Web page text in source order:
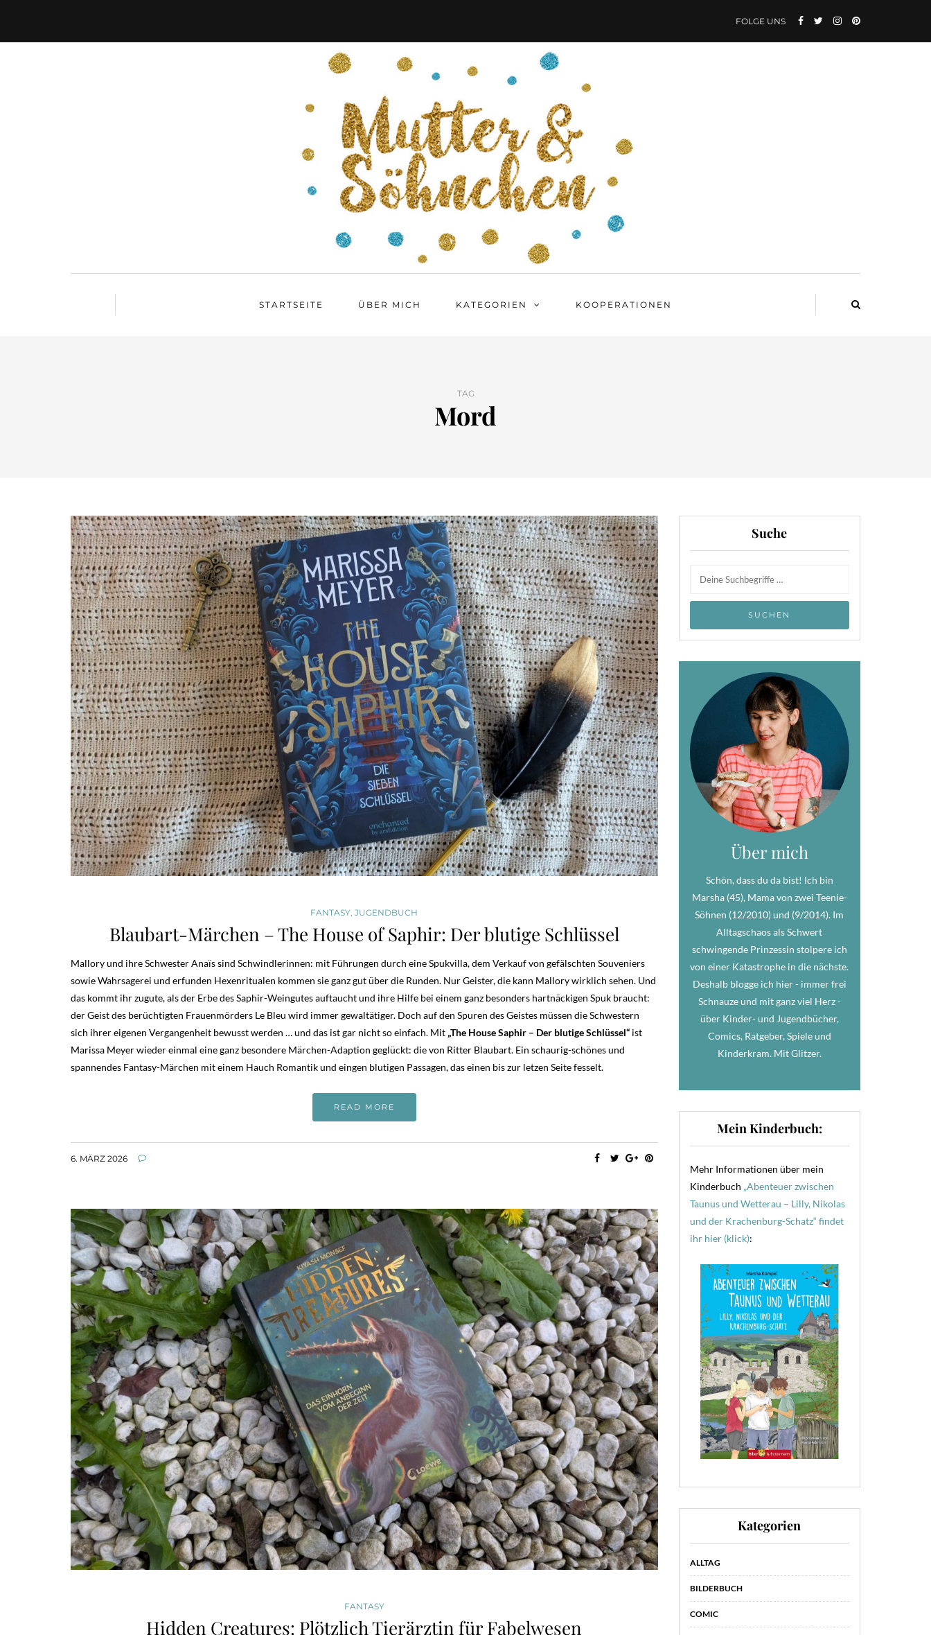
FOLGE UNS
STARTSEITE ÜBER MICH KATEGORIEN KOOPERATIONEN
TAG
Mord
FANTASY,JUGENDBUCH
Blaubart-Märchen – The House of Saphir: Der blutige Schlüssel
Mallory und ihre Schwester Anaïs sind Schwindlerinnen: mit Führungen durch eine Spukvilla, dem Verkauf von gefälschten Souveniers
sowie Wahrsagerei und erfunden Hexenritualen kommen sie ganz gut über die Runden. Nur Geister, die kann Mallory wirklich sehen. Und
das kommt ihr zugute, als der Erbe des Saphir-Weingutes auftaucht und ihre Hilfe bei einem ganz besonders hartnäckigen Spuk braucht:
der Geist des berüchtigten Frauenmörders Le Bleu wird immer gewaltätiger. Doch auf den Spuren des Geistes müssen die Schwestern
sich ihrer eigenen Vergangenheit bewusst werden … und das ist gar nicht so einfach. Mit „The House Saphir – Der blutige Schlüssel“ ist
Marissa Meyer wieder einmal eine ganz besondere Märchen-Adaption geglückt: die von Ritter Blaubart. Ein schaurig-schönes und
spannendes Fantasy-Märchen mit einem Hauch Romantik und eingen blutigen Passagen, das einen bis zur letzen Seite fesselt.
READ MORE
6. MÄRZ 2026
FANTASY
Hidden Creatures: Plötzlich Tierärztin für Fabelwesen
Suche
Über mich
Schön, dass du da bist! Ich bin
Marsha (45), Mama von zwei Teenie-
Söhnen (12/2010) und (9/2014). Im
Alltagschaos als Schwert
schwingende Prinzessin stolpere ich
von einer Katastrophe in die nächste.
Deshalb blogge ich hier - immer frei
Schnauze und mit ganz viel Herz -
über Kinder- und Jugendbücher,
Comics, Ratgeber, Spiele und
Kinderkram. Mit Glitzer.
Mein Kinderbuch:
Mehr Informationen über mein
Kinderbuch „Abenteuer zwischen
Taunus und Wetterau – Lilly, Nikolas
und der Krachenburg-Schatz“ findet
ihr hier (klick):
Kategorien
ALLTAG
BILDERBUCH
COMIC